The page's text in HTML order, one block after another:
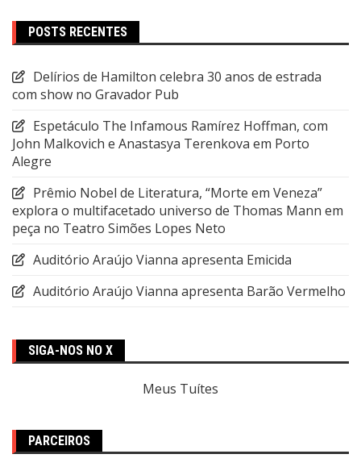
POSTS RECENTES
Delírios de Hamilton celebra 30 anos de estrada
com show no Gravador Pub
Espetáculo The Infamous Ramírez Hoffman, com
John Malkovich e Anastasya Terenkova em Porto
Alegre
Prêmio Nobel de Literatura, “Morte em Veneza”
explora o multifacetado universo de Thomas Mann em
peça no Teatro Simões Lopes Neto
Auditório Araújo Vianna apresenta Emicida
Auditório Araújo Vianna apresenta Barão Vermelho
SIGA-NOS NO X
Meus Tuítes
PARCEIROS